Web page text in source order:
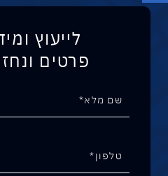
לייעוץ
פרטים